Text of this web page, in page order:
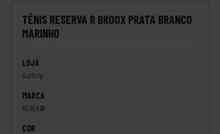
TÊNIS RESERVA R BROOX PRATA BRANCO
MARINHO
LOJA
Surftrip
MARCA
RESERVA
COR